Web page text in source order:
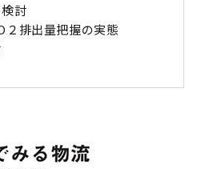
討
２排出量把握の実態